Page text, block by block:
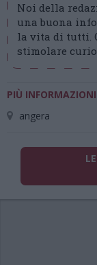
Noi della
una buona
la vita di tutti.
stimolare
PIÙ
angera